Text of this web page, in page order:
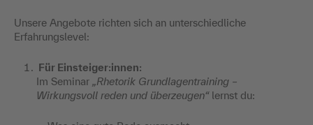
Unsere Angebote richten sich an unterschiedliche
Erfahrungslevel:
Für Einsteiger:innen:
Im Seminar „Rhetorik Grundlagentraining –
Wirkungsvoll reden und überzeugen“lernst du: